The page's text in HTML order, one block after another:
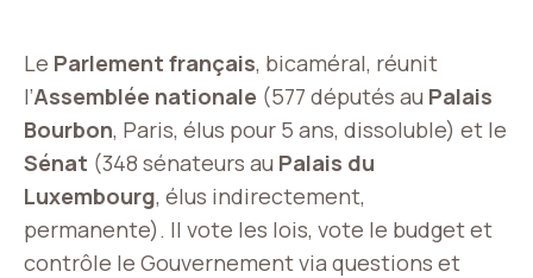
Le Parlement français, bicaméral, réunit
l’Assemblée nationale (577 députés au Palais
Bourbon, Paris, élus pour 5 ans, dissoluble) et le
Sénat (348 sénateurs au Palais du
Luxembourg, élus indirectement,
permanente). Il vote les lois, vote le budget et
contrôle le Gouvernement via questions et